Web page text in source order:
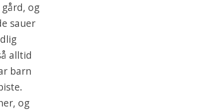
og
sauer
alltid
barn
og